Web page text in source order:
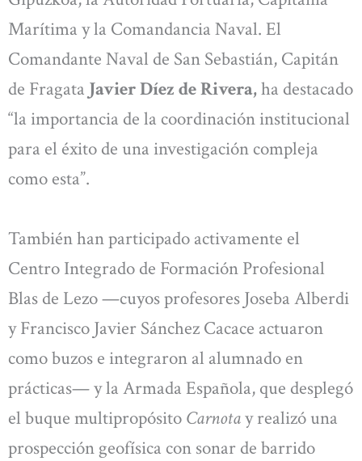
Marítima y la Comandancia Naval. El
Comandante Naval de San Sebastián, Capitán
de Fragata Javier Díez de Rivera,ha destacado
“la importancia de la coordinación institucional
para el éxito de una investigación compleja
como esta”.
También han participado activamente el
Centro Integrado de Formación Profesional
Blas de Lezo —cuyos profesores Joseba Alberdi
y Francisco Javier Sánchez Cacace actuaron
como buzos e integraron al alumnado en
prácticas— y la Armada Española, que desplegó
el buque multipropósito Carnotay realizó una
prospección geofísica con sonar de barrido